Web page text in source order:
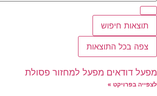
תוצאות חיפוש
צפה בכל התוצאות
מפעל דודאים מפעל למחזור פסולת
לצפייה בפרויקט »